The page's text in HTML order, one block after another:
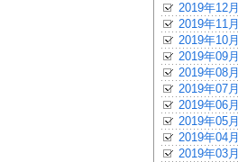
2019年12月
2019年11月
2019年10月
2019年09月
2019年08月
2019年07月
2019年06月
2019年05月
2019年04月
2019年03月